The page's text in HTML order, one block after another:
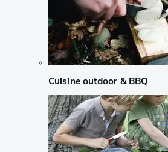
Cuisine outdoor & BBQ